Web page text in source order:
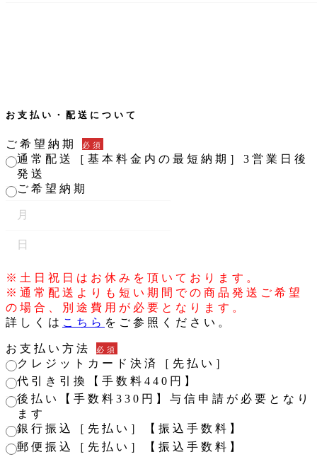
お支払い・配送について
ご希望納期 必須
通常配送［基本料金内の最短納期］3営業日後
発送
ご希望納期
※土日祝日はお休みを頂いております。
※通常配送よりも短い期間での商品発送ご希望
の場合、別途費用が必要となります。
詳しくは こちら をご参照ください。
お支払い方法 必須
クレジットカード決済［先払い］
代引き引換【手数料440円】
後払い【手数料330円】与信申請が必要となり
ます
銀行振込［先払い］【振込手数料】
郵便振込［先払い］【振込手数料】